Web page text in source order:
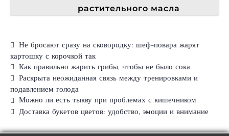
растительного масла
Не бросают сразу на сковородку: шеф-повара жарят
картошку с корочкой так
Как правильно жарить грибы, чтобы не было сока
Раскрыта неожиданная связь между тренировками и
подавлением голода
Можно ли есть тыкву при проблемах с кишечником
Доставка букетов цветов: удобство, эмоции и внимание